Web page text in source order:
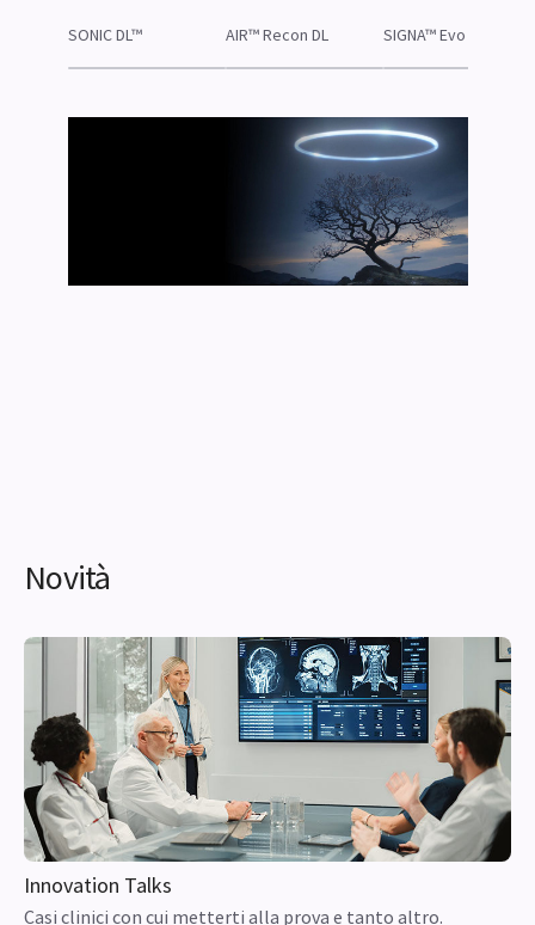
SONIC DL™ AIR™ Recon DL SIGNA™ Evo
Innovation Talks
Casi clinici con cui metterti alla prova e tanto altro.